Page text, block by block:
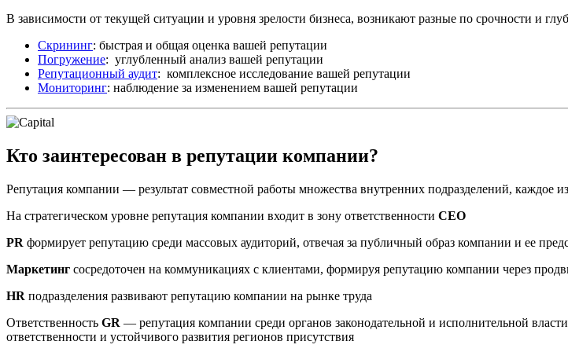
В зависимости от текущей ситуации и уровня зрелости бизнеса, возникают разные по срочности и
Скрининг: быстрая и общая оценка вашей репутации
Погружение: углубленный анализ вашей репутации
Репутационный аудит: комплексное исследование вашей репутации
Мониторинг: наблюдение за изменением вашей репутации
Кто заинтересован в репутации компании?
Репутация компании — результат совместной работы множества внутренних подразделений, каждое
На стратегическом уровне репутация компании входит в зону ответственности CEO
PR формирует репутацию среди массовых аудиторий, отвечая за публичный образ компании и ее
Маркетинг сосредоточен на коммуникациях с клиентами, формируя репутацию компании через
HR подразделения развивают репутацию компании на рынке труда
Ответственность GR — репутация компании среди органов законодательной и исполнительной
ответственности и устойчивого развития регионов присутствия